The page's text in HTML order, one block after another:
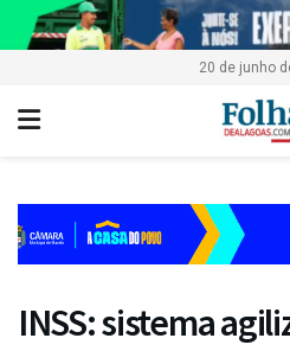
20 de junho
INSS: sistema